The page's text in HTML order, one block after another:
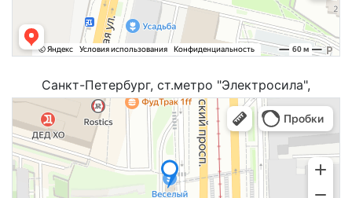
Санкт-Петербург, ст.метро "Электросила",